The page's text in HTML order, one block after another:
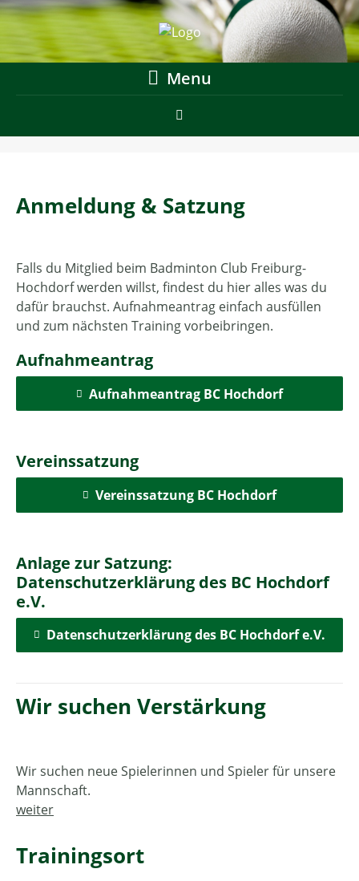
Menu
Anmeldung & Satzung
Falls du Mitglied beim Badminton Club Freiburg-
Hochdorf werden willst, findest du hier alles was du
dafür brauchst. Aufnahmeantrag einfach ausfüllen
und zum nächsten Training vorbeibringen.
Aufnahmeantrag
Aufnahmeantrag BC Hochdorf
Vereinssatzung
Vereinssatzung BC Hochdorf
Anlage zur Satzung:
Datenschutzerklärung des BC Hochdorf
e.V.
Datenschutzerklärung des BC Hochdorf e.V.
Wir suchen Verstärkung
Wir suchen neue Spieler­innen und Spieler für unsere
Mannschaft.
weiter
Trainingsort